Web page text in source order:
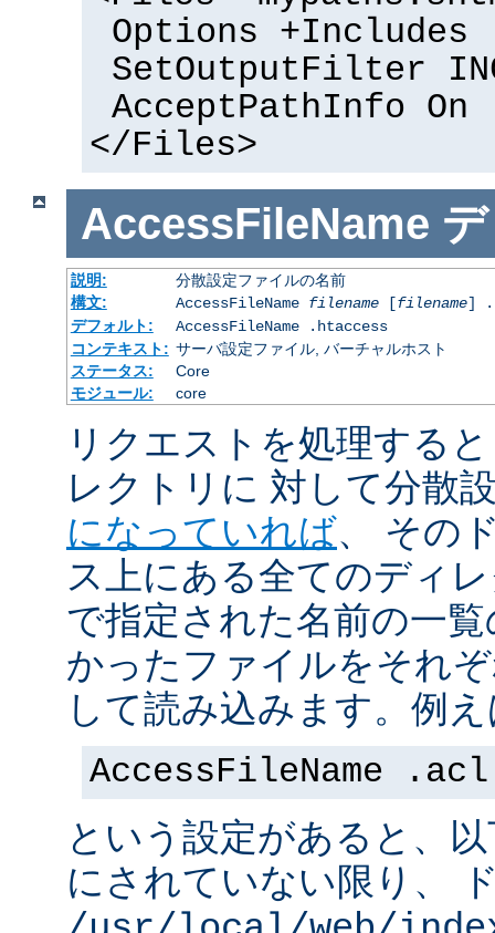
Options +Includes
SetOutputFilter
AcceptPathInfo On
</Files>
AccessFileName
説明:
分散設定ファイルの名前
構文:
AccessFileName filename[filename]
デフォルト:
AccessFileName .htaccess
コンテキスト: サーバ設定ファイル, バーチャルホスト
ステータス:
Core
モジュール:
core
リクエストを処理する
レクトリに 対して分散
になっていれば、 その
ス上にある全てのディ
で指定された名前の一
かったファイルをそれ
して読み込みます。例
AccessFileName .acl
という設定があると、
にされていない限り、